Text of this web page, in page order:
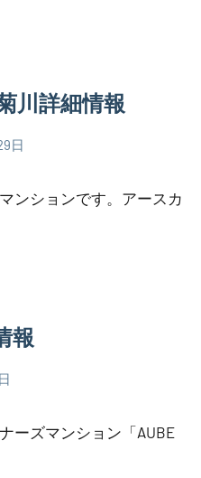
川詳細情報
日
ンションです。アースカ
報
ーズマンション「AUBE